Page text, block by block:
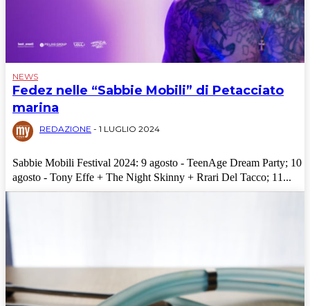
NEWS
Fedez nelle “Sabbie Mobili” di Petacciato
marina
REDAZIONE - 1 LUGLIO 2024
Sabbie Mobili Festival 2024: 9 agosto - TeenAge Dream Party; 10
agosto - Tony Effe + The Night Skinny + Rrari Del Tacco; 11...